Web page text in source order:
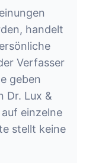
handelt
Verfasser
geben
Dr. Lux &
einzelne
stellt keine